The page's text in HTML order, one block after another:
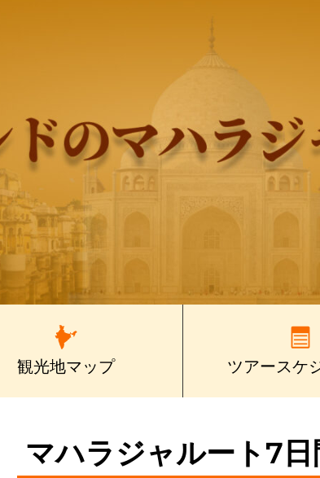
観光地マップ ツアースケ
マハラジャルート7日